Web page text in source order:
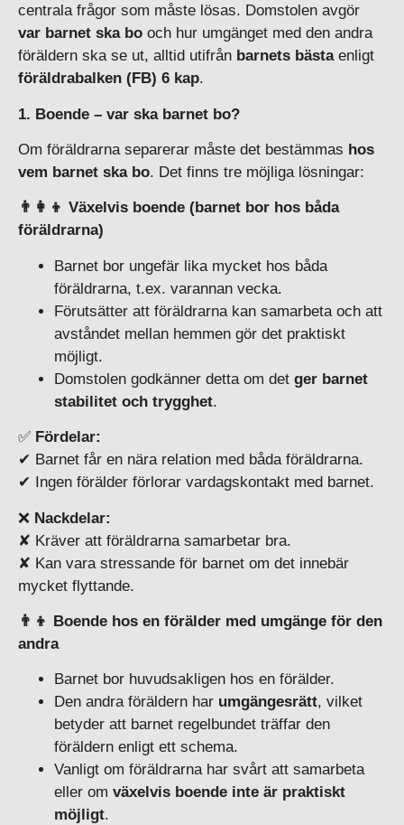
centrala frågor som måste lösas. Domstolen avgör
var barnet ska bo och hur umgänget med den andra
föräldern ska se ut, alltid utifrån barnets bästaenligt
föräldrabalken (FB) 6 kap.
1. Boende – var ska barnet bo?
Om föräldrarna separerar måste det bestämmas hos
vem barnet ska bo. Det finns tre möjliga lösningar:
👨‍👩‍👦 Växelvis boende (barnet bor hos båda
föräldrarna)
Barnet bor ungefär lika mycket hos båda
föräldrarna, t.ex. varannan vecka.
Förutsätter att föräldrarna kan samarbeta och att
avståndet mellan hemmen gör det praktiskt
möjligt.
Domstolen godkänner detta om det ger barnet
stabilitet och trygghet.
✅ Fördelar:
✔ Barnet får en nära relation med båda föräldrarna.
✔ Ingen förälder förlorar vardagskontakt med barnet.
❌ Nackdelar:
✘ Kräver att föräldrarna samarbetar bra.
✘ Kan vara stressande för barnet om det innebär
mycket flyttande.
👨‍👦 Boende hos en förälder med umgänge för den
andra
Barnet bor huvudsakligen hos en förälder.
Den andra föräldern har umgängesrätt, vilket
betyder att barnet regelbundet träffar den
föräldern enligt ett schema.
Vanligt om föräldrarna har svårt att samarbeta
eller om växelvis boende inte är praktiskt
möjligt.